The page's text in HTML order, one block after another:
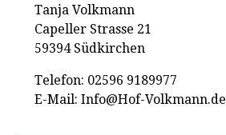
Tanja Volkmann
Capeller Strasse 21
59394 Südkirchen
Telefon: 02596 9189977
E-Mail: Info@Hof-Volkmann.de